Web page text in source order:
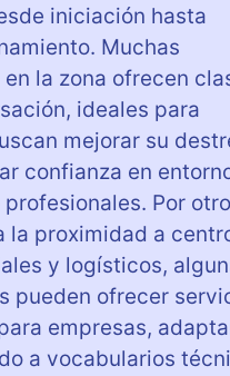
iniciación hasta
Muchas
la zona ofrecen
ideales para
mejorar su
confianza en
Por otro
la proximidad a
y logísticos,
pueden ofrecer
empresas,
a vocabularios